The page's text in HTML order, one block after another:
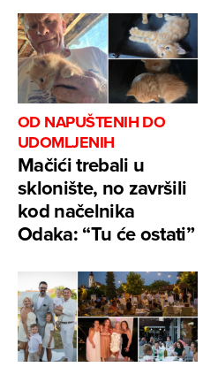
OD NAPUŠTENIH DO
UDOMLJENIH
Mačići trebali u
sklonište, no završili
kod načelnika
Odaka: “Tu će ostati”